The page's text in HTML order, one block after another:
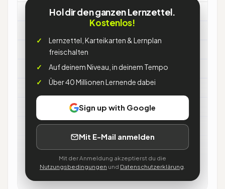
Stockholm-Syndrom
Was
→ positive Bindung von Opfern an Täter
→Geiselnahme Stockholm 1973 (Bejerot)
Status
Hol dir den ganzen Lernzettel.
Kostenlos!
Lernzettel, Karteikarten & Lernplan
freischalten
Auf deinem Niveau, in deinem Tempo
Über 40 Millionen Lernende dabei
Sign up with Google
Mit E-Mail anmelden
Mit der Anmeldung akzeptierst du die
Nutzungsbedingungen und Datenschutzerklärung.